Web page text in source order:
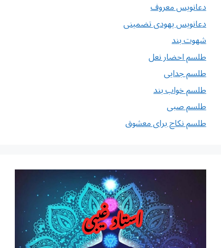
دعانویس معروف
دعانویس یهودی تضمینی
شهوت بند
طلسم احضار نعل
طلسم جدایی
طلسم خواب بند
طلسم صبی
طلسم نکاح برای معشوق